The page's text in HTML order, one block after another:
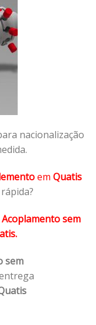
nacionalização
em Quatis
Acoplamento sem
sem